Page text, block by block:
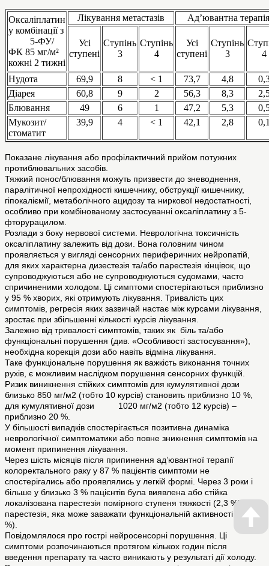
Оксаліплатин
у комбінації з
5-ФУ/
ФК 85 мг/м²
кожні 2 тижні
Лікування метастазів Ад’ювантна терапія
Усі
ступені
Ступінь
3
Ступінь
4
Усі
ступені
Ступінь
3
4
Нудота 69,9 8 < 1 73,7 4,8
Діарея
60,8 9 2 56,3 8,3
Блювання
49 6 1 47,2 5,3
Мукозит/
стоматит
39,9 4 < 1 42,1 2,8
Показане лікування або профілактичний прийом потужних
протиблювальних засобів.
Тяжкий понос/блювання можуть призвести до зневоднення,
паралітичної непрохідності кишечнику, обструкції кишечнику,
гіпокаліємії, метаболічного ацидозу та ниркової недостатності,
особливо при комбінованому застосуванні оксаліплатину з 5-
фторурацилом.
Розлади з боку нервової системи. Неврологічна токсичність
оксаліплатину залежить від дози. Вона головним чином
проявляється у вигляді сенсорних периферичних нейропатій,
для яких характерна дизестезія та/або парестезія кінцівок, що
супроводжуються або не супроводжуються судомами, часто
спричиненими холодом. Ці симптоми спостерігаються приблизно
у 95 % хворих, які отримують лікування. Тривалість цих
симптомів, регресія яких зазвичай настає між курсами лікування,
зростає при збільшенні кількості курсів лікування.
Залежно від тривалості симптомів, таких як біль та/або
функціональні порушення (див. «Особливості застосування»),
необхідна корекція дози або навіть відміна лікування.
Таке функціональне порушення як важкість виконання точних
рухів, є можливим наслідком порушення сенсорних функцій.
Ризик виникнення стійких симптомів для кумулятивної дози
близько 850 мг/м2 (тобто 10 курсів) становить приблизно 10 %,
для кумулятивної дози 1020 мг/м2 (тобто 12 курсів) –
приблизно 20 %.
У більшості випадків спостерігається позитивна динаміка
неврологічної симптоматики або повне зникнення симптомів на
момент припинення лікування.
Через шість місяців після припинення ад’ювантної терапії
колоректального раку у 87 % пацієнтів симптоми не
спостерігались або проявлялись у легкій формі. Через 3 роки і
більше у близько 3 % пацієнтів була виявлена або стійка
локалізована парестезія помірного ступеня тяжкості (2,3 %), або
парестезія, яка може заважати функціональній активності (0,5
%).
Повідомлялося про гострі нейросенсорні порушення. Ці
симптоми розпочинаються протягом кількох годин після
введення препарату та часто виникають у результаті дії холоду.